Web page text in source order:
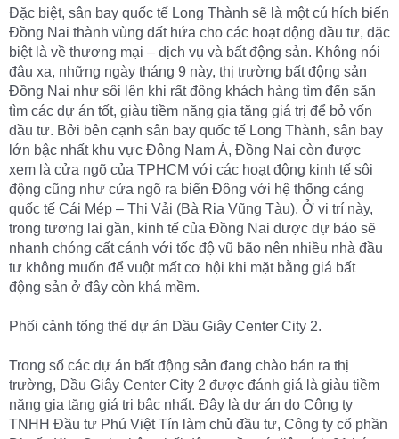
Đặc biệt, sân bay quốc tế Long Thành sẽ là một cú hích biến
Đồng Nai thành vùng đất hứa cho các hoạt động đầu tư, đặc
biệt là về thương mại – dịch vụ và bất động sản. Không nói
đâu xa, những ngày tháng 9 này, thị trường bất động sản
Đồng Nai như sôi lên khi rất đông khách hàng tìm đến săn
tìm các dự án tốt, giàu tiềm năng gia tăng giá trị để bỏ vốn
đầu tư. Bởi bên cạnh sân bay quốc tế Long Thành, sân bay
lớn bậc nhất khu vực Đông Nam Á, Đồng Nai còn được
xem là cửa ngõ của TPHCM với các hoạt động kinh tế sôi
động cũng như cửa ngõ ra biển Đông với hệ thống cảng
quốc tế Cái Mép – Thị Vải (Bà Rịa Vũng Tàu). Ở vị trí này,
trong tương lai gần, kinh tế của Đồng Nai được dự báo sẽ
nhanh chóng cất cánh với tốc độ vũ bão nên nhiều nhà đầu
tư không muốn để vuột mất cơ hội khi mặt bằng giá bất
động sản ở đây còn khá mềm.
Phối cảnh tổng thể dự án Dầu Giây Center City 2.
Trong số các dự án bất động sản đang chào bán ra thị
trường, Dầu Giây Center City 2 được đánh giá là giàu tiềm
năng gia tăng giá trị bậc nhất. Đây là dự án do Công ty
TNHH Đầu tư Phú Việt Tín làm chủ đầu tư, Công ty cổ phần